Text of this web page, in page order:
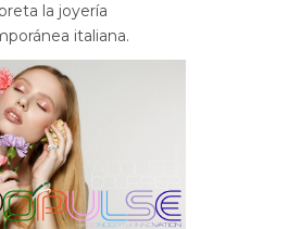
la joyería
italiana.